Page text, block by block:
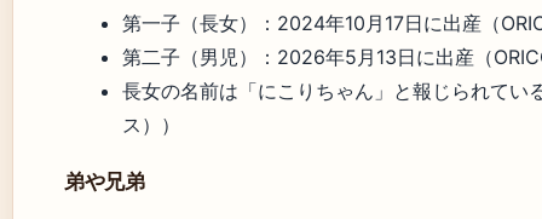
第一子（長女）：2024年10月17日に出産（
第二子（男児）：2026年5月13日に出産（
長女の名前は「にこりちゃん」と報じられてい
ス））
弟や兄弟